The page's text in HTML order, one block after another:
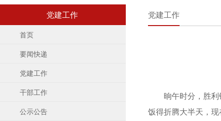
党建工作
首页
要闻快递
党建工作
干部工作
公示公告
党建工作
晌午时分，胜利
饭得折腾大半天，